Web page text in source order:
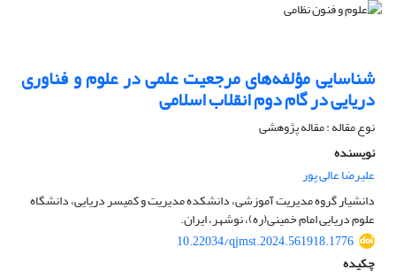
شناسایی مؤلفه‌های مرجعیت علمی در علوم و فناوری
دریایی در گام دوم انقلاب اسلامی
نوع مقاله : مقاله پژوهشی
نویسنده
علیرضا عالی پور
دانشیار گروه مدیریت آموزشی، دانشکده مدیریت و کمیسر دریایی، دانشگاه
علوم دریایی امام خمینی(ره)، نوشهر، ایران.
10.22034/qjmst.2024.561918.1776
چکیده